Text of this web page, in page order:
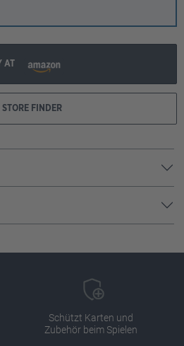
AT
STORE FINDER
Schützt Karten und
Zubehör beim Spielen